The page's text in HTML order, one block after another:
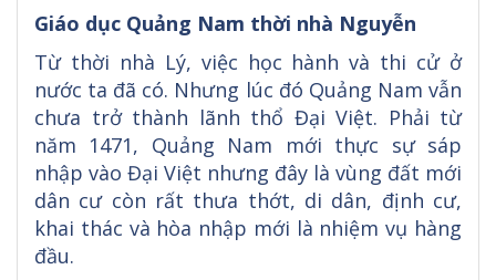
Giáo dục Quảng Nam thời nhà Nguyễn
Từ thời nhà Lý, việc học hành và thi cử ở
nước ta đã có. Nhưng lúc đó Quảng Nam vẫn
chưa trở thành lãnh thổ Đại Việt. Phải từ
năm 1471, Quảng Nam mới thực sự sáp
nhập vào Đại Việt nhưng đây là vùng đất mới
dân cư còn rất thưa thớt, di dân, định cư,
khai thác và hòa nhập mới là nhiệm vụ hàng
đầu.